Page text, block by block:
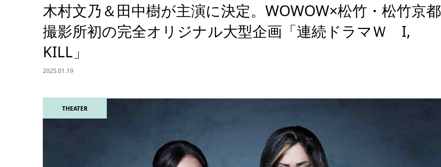
木村文乃＆田中樹が主演に決定。WOWOW×松竹・松竹京都
撮影所初の完全オリジナル大型企画「連続ドラマＷ I,
KILL」
2025.01.19
THEATER